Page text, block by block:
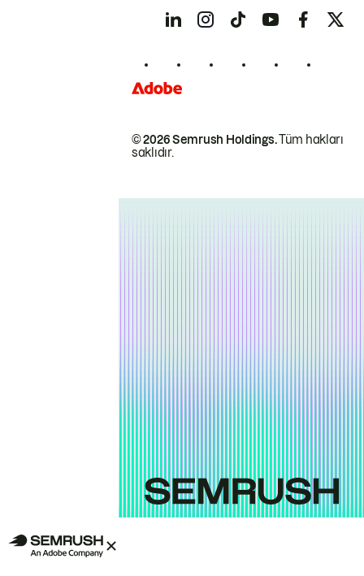
© 2026 Semrush Holdings.Tüm hakları
saklıdır.